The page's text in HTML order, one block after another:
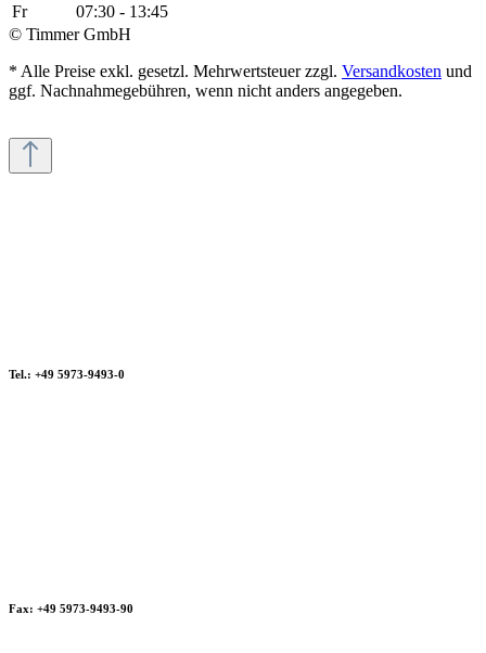
Fr
07:30 - 13:45
© Timmer GmbH
* Alle Preise exkl. gesetzl. Mehrwertsteuer zzgl. Versandkosten und
ggf. Nachnahmegebühren, wenn nicht anders angegeben.
Tel.: +49 5973-9493-0
Fax: +49 5973-9493-90